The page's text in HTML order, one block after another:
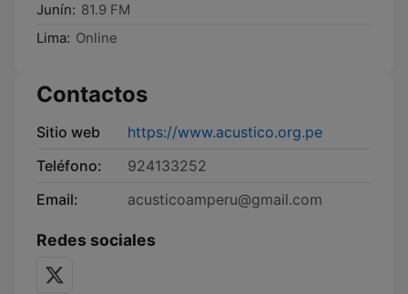
Junín: 81.9 FM
Lima: Online
Contactos
Sitio web
https://www.acustico.org.pe
Teléfono:
924133252
Email:
acusticoamperu@gmail.com
Redes sociales